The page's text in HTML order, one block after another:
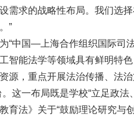
需求的战略性布局。我们选
”
为“中国—上海合作组织国际司
智能法学等领域具有鲜明特
源，重点开展法治传播、法
。这一布局既是学校“立足政
育法》关于“鼓励理论研究与